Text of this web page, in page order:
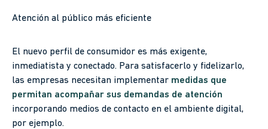
Atención al público más eficiente
El nuevo perfil de consumidor es más exigente,
inmediatista y conectado. Para satisfacerlo y fidelizarlo,
las empresas necesitan implementar medidas que
permitan acompañar sus demandas de atención
incorporando medios de contacto en el ambiente digital,
por ejemplo.